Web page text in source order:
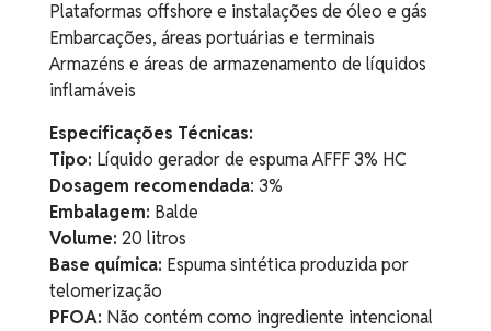
Plataformas offshore e instalações de óleo e gás
Embarcações, áreas portuárias e terminais
Armazéns e áreas de armazenamento de líquidos
inflamáveis
Especificações Técnicas:
Tipo: Líquido gerador de espuma AFFF 3% HC
Dosagem recomendada: 3%
Embalagem: Balde
Volume: 20 litros
Base química: Espuma sintética produzida por
telomerização
PFOA: Não contém como ingrediente intencional